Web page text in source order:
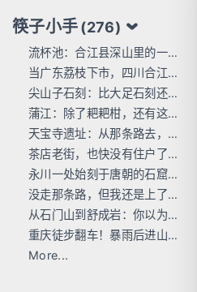
筷子小手(276)
流杯池：合江县深山里的一行东洋刻痕
当广东荔枝下市，四川合江的才刚红透
尖山子石刻：比大足石刻还早300年
蒲江：除了耙耙柑，还有这么多唐宋石刻
天宝寺遗址：从那条路去，过这座桥来
茶店老街，也快没有住户了...
永川一处始刻于唐朝的石窟，人不多 值得去
没走那条路，但我还是上了巴岳山
从石门山到舒成岩：你以为去过宝顶山就是全部的大足石刻了吗？
重庆徒步翻车！暴雨后进山，差点栽在这座小山里
More...